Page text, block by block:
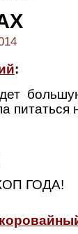
:
питаться
ГОДА!